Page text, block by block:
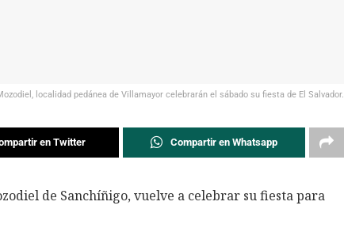
localidad pedánea de Villamayor celebrarán el sábado su fiesta de El Salvador.
en Twitter Compartir en Whatsapp
de Sanchíñigo, vuelve a celebrar su fiesta para